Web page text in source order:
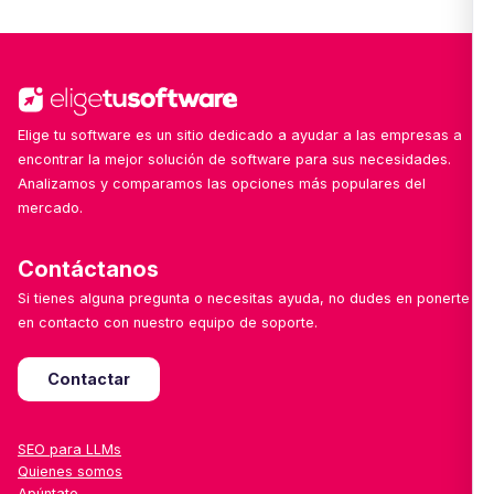
herramientas emergentes, locales o especializadas
Elige tu software es un sitio dedicado a ayudar a las empresas a
encontrar la mejor solución de software para sus necesidades.
Analizamos y comparamos las opciones más populares del
mercado.
Contáctanos
Si tienes alguna pregunta o necesitas ayuda, no dudes en ponerte
en contacto con nuestro equipo de soporte.
Contactar
SEO para LLMs
Quienes somos